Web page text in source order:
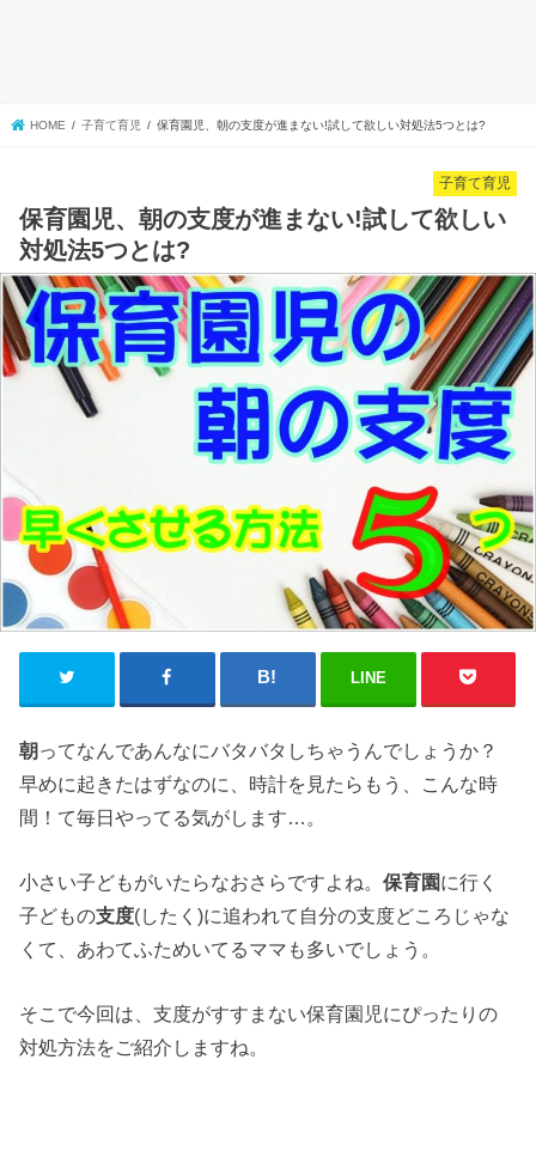
HOME 子育て育児 保育園児、朝の支度が進まない!試して欲しい対処法5つとは?
子育て育児
保育園児、朝の支度が進まない!試して欲しい
対処法5つとは?
LINE
朝ってなんであんなにバタバタしちゃうんでしょうか？
早めに起きたはずなのに、時計を見たらもう、こんな時
間！て毎日やってる気がします…。
小さい子どもがいたらなおさらですよね。保育園に行く
子どもの支度(したく)に追われて自分の支度どころじゃな
くて、あわてふためいてるママも多いでしょう。
そこで今回は、支度がすすまない保育園児にぴったりの
対処方法をご紹介しますね。